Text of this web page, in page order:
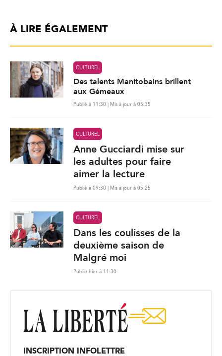
À LIRE ÉGALEMENT
CULTUREL
Des talents Manitobains brillent
aux Gémeaux
Publié à 11:30 | Mis à jour à 05:35
CULTUREL
Anne Gucciardi mise sur
les adultes pour faire
aimer la lecture
Publié à 09:30 | Mis à jour à 05:25
CULTUREL
Dans les coulisses de la
deuxième saison de
Malgré moi
Publié hier à 11:30
INSCRIPTION INFOLETTRE